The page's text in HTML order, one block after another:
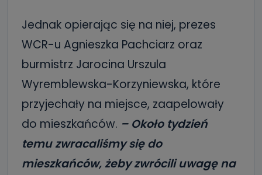
Jednak opierając się na niej, prezes
WCR-u Agnieszka Pachciarz oraz
burmistrz Jarocina Urszula
Wyremblewska-Korzyniewska, które
przyjechały na miejsce, zaapelowały
do mieszkańców. – Około tydzień
temu zwracaliśmy się do
mieszkańców, żeby zwrócili uwagę na